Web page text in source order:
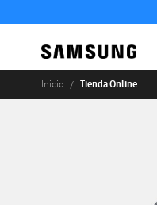
Inicio Tienda Online